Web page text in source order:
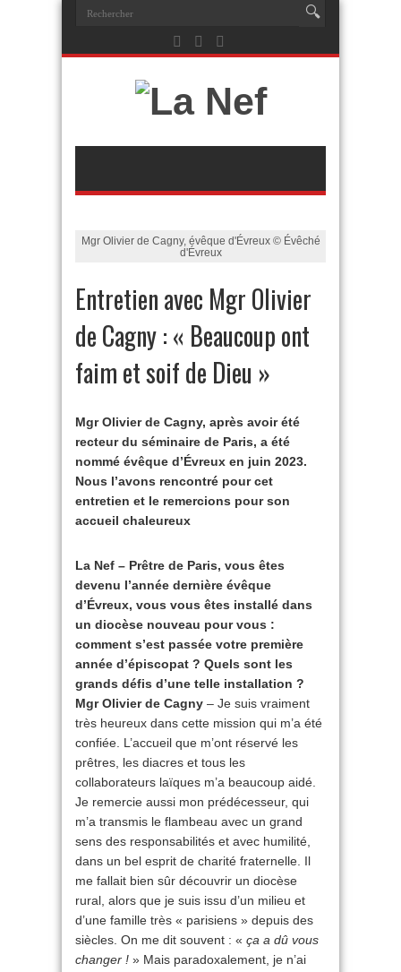
Mgr Olivier de Cagny, évêque d'Évreux © Évêché
d'Évreux
Entretien avec Mgr Olivier
de Cagny : « Beaucoup ont
faim et soif de Dieu »
Mgr Olivier de Cagny, après avoir été
recteur du séminaire de Paris, a été
nommé évêque d’Évreux en juin 2023.
Nous l’avons rencontré pour cet
entretien et le remercions pour son
accueil chaleureux
La Nef – Prêtre de Paris, vous êtes
devenu l’année dernière évêque
d’Évreux, vous vous êtes installé dans
un diocèse nouveau pour vous :
comment s’est passée votre première
année d’épiscopat ? Quels sont les
grands défis d’une telle installation ?
Mgr Olivier de Cagny – Je suis vraiment
très heureux dans cette mission qui m’a été
confiée. L’accueil que m’ont réservé les
prêtres, les diacres et tous les
collaborateurs laïques m’a beaucoup aidé.
Je remercie aussi mon prédécesseur, qui
m’a transmis le flambeau avec un grand
sens des responsabilités et avec humilité,
dans un bel esprit de charité fraternelle. Il
me fallait bien sûr découvrir un diocèse
rural, alors que je suis issu d’un milieu et
d’une famille très « parisiens » depuis des
siècles. On me dit souvent : « ça a dû vous
changer ! » Mais paradoxalement, je n’ai